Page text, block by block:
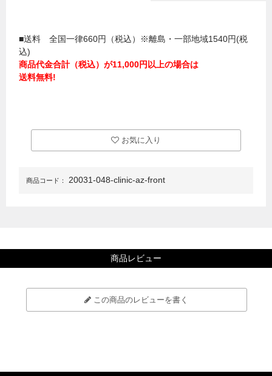
■送料 全国一律660円（税込）※離島・一部地域1540円(税
込)
商品代金合計（税込）が11,000円以上の場合は
送料無料!
お気に入り
商品コード： 20031-048-clinic-az-front
商品レビュー
この商品のレビューを書く